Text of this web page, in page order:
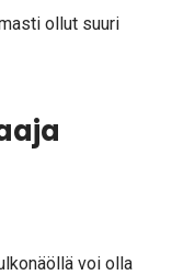
ollut suuri
voi olla